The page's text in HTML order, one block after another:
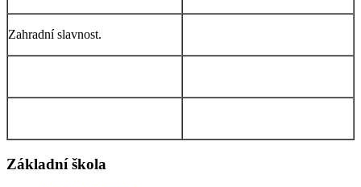
Zahradní slavnost.
Základní škola